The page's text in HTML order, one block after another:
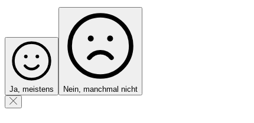
Ja, meistens Nein, manchmal nicht